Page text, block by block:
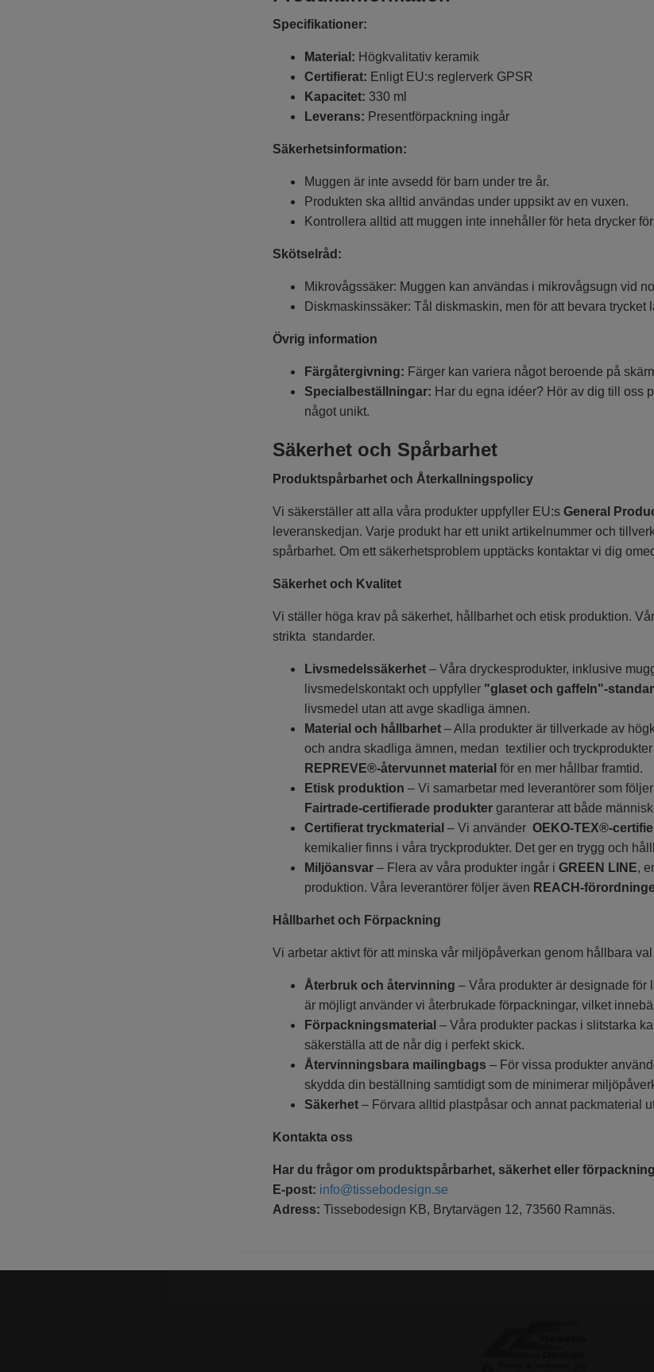
Specifikationer:
Material: Högkvalitativ keramik
Certifierat: Enligt EU:s reglerverk GPSR
Kapacitet: 330 ml
Leverans: Presentförpackning ingår
Säkerhetsinformation:
Muggen är inte avsedd för barn under tre år.
Produkten ska alltid användas under uppsikt av en vuxen.
Kontrollera alltid att muggen inte innehåller för heta drycker
Skötselråd:
Mikrovågssäker: Muggen kan användas i mikrovågsugn vid
Diskmaskinssäker: Tål diskmaskin, men för att bevara trycket
Övrig information
Färgåtergivning: Färger kan variera något beroende på
Specialbeställningar: Har du egna idéer? Hör av dig till oss
något unikt.
Säkerhet och Spårbarhet
Produktspårbarhet och Återkallningspolicy
Vi säkerställer att alla våra produkter uppfyller EU:s General
leveranskedjan. Varje produkt har ett unikt artikelnummer och
spårbarhet. Om ett säkerhetsproblem upptäcks kontaktar vi dig
Säkerhet och Kvalitet
Vi ställer höga krav på säkerhet, hållbarhet och etisk produktion.
strikta standarder.
Livsmedelssäkerhet – Våra dryckesprodukter, inklusive
livsmedelskontakt och uppfyller "glaset och gaffeln"-
livsmedel utan att avge skadliga ämnen.
Material och hållbarhet – Alla produkter är tillverkade av
och andra skadliga ämnen, medan textilier och
REPREVE®-återvunnet material för en mer hållbar framtid.
Etisk produktion – Vi samarbetar med leverantörer som
Fairtrade-certifierade produkter garanterar att både
Certifierat tryckmaterial – Vi använder OEKO-TEX®-
kemikalier finns i våra tryckprodukter. Det ger en trygg och
Miljöansvar – Flera av våra produkter ingår i GREEN LINE,
produktion. Våra leverantörer följer även REACH-
Hållbarhet och Förpackning
Vi arbetar aktivt för att minska vår miljöpåverkan genom hållbara
Återbruk och återvinning – Våra produkter är designade
är möjligt använder vi återbrukade förpackningar, vilket
Förpackningsmaterial – Våra produkter packas i slitstarka
säkerställa att de når dig i perfekt skick.
Återvinningsbara mailingbags – För vissa produkter
skydda din beställning samtidigt som de minimerar
Säkerhet – Förvara alltid plastpåsar och annat packmaterial
Kontakta oss
Har du frågor om produktspårbarhet, säkerhet eller
E-post: info@tissebodesign.se
Adress: Tissebodesign KB, Brytarvägen 12, 73560 Ramnäs.